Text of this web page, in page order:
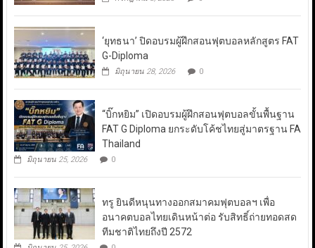
‘ยุทธนา’ ปิดอบรมผู้ฝึกสอนฟุตบอลหลักสูตร FAT
G-Diploma
มิถุนายน 28, 2026 0
“บิ๊กหยิม” เปิดอบรมผู้ฝึกสอนฟุตบอลขั้นพื้นฐาน
FAT G Diploma ยกระดับโค้ชไทยสู่มาตรฐาน FA
Thailand
มิถุนายน 25, 2026 0
ทรู ยินดีหนุนทางออกสมาคมฟุตบอลฯ เพื่อ
อนาคตบอลไทยเดินหน้าต่อ รับสิทธิ์ถ่ายทอดสด
ทีมชาติไทยถึงปี 2572